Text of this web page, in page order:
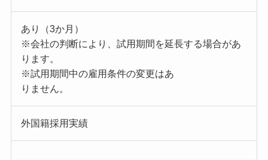
あり（3か月）
※会社の判断により、試用期間を延長する場合があ
ります。
※試用期間中の雇用条件の変更はあ
りません。
外国籍採用実績